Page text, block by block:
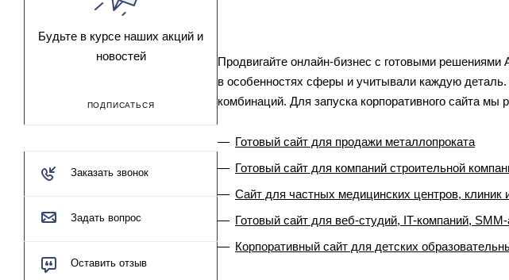
Продвигайте онлайн-бизнес с готовыми
в особенностях сферы и учитывали каждую
комбинаций. Для запуска корпоративного сайта мы
Готовый сайт для продажи металлопроката
Готовый сайт для компаний строительной
Сайт для частных медицинских центров, клиник
Готовый сайт для веб-студий, IT-компаний,
Корпоративный сайт для детских
Будьте в курсе наших акций и
новостей
ПОДПИСАТЬСЯ
Заказать звонок
Задать вопрос
Оставить отзыв